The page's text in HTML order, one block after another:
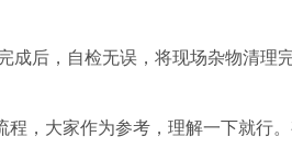
成后，自检无误，将现场杂物清理
程，大家作为参考，理解一下就行